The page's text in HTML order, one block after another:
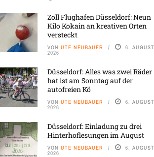
Zoll Flughafen Düsseldorf: Neun
Kilo Kokain an kreativen Orten
versteckt
VON UTE NEUBAUER 6. AUGUST
2026
Düsseldorf: Alles was zwei Räder
hat ist am Sonntag auf der
autofreien Kö
VON UTE NEUBAUER 6. AUGUST
2026
Düsseldorf: Einladung zu drei
Hinterhoflesungen im August
VON UTE NEUBAUER 6. AUGUST
2026